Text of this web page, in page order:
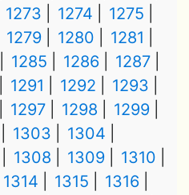
1273 1274
1275
1279 1280
1281
1285 1286
1287
1291 1292
1293
1297 1298
1299
1303
1304
1308 1309
1310
1314 1315
1316